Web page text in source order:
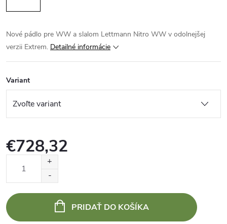
Nové pádlo pre WW a slalom Lettmann Nitro WW v odolnejšej
verzii Extrem. Detailné informácie
Variant
€728,32
PRIDAŤ DO KOŠÍKA